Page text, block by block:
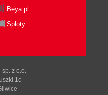
Beya.pl
Sploty
z o.o.
1c